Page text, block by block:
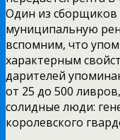
Один из
муниципальную
вспомним, что
характерным
дарителей
от 25 до 500
солидные люди:
королевского